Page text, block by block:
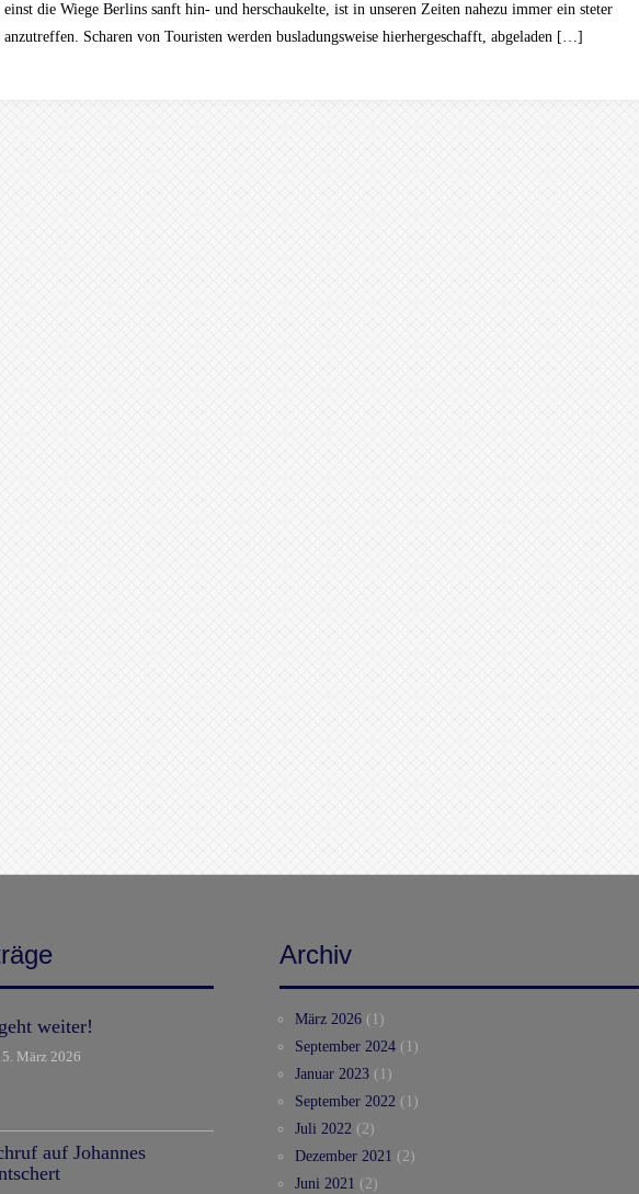
die Wiege Berlins sanft hin- und herschaukelte, ist in unseren Zeiten nahezu immer ein steter
Scharen von Touristen werden busladungsweise hierhergeschafft, abgeladen […]
weiter!
März 2026
auf Johannes
Archiv
März 2026 (1)
September 2024 (1)
Januar 2023 (1)
September 2022 (1)
Juli 2022 (2)
Dezember 2021 (2)
Juni 2021 (2)